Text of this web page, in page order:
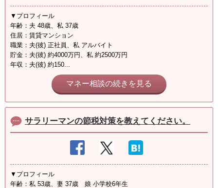
▼プロフィール
年齢：夫 48歳、私 37歳
住居：賃貸マンション
職業：夫(彼) 正社員、私 アルバイト
貯金：夫(彼) 約4000万円、私 約2500万円
年収：夫(彼) 約150...
マネー相談の続きを見る
サラリーマンの節税対策を教えてください。
▼プロフィール
年齢：私 53歳、妻 37歳 娘 小学校6年生